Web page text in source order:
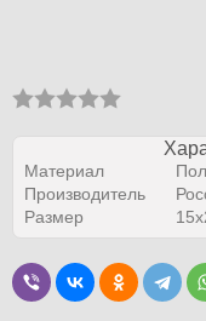
Материал
Производитель
Размер